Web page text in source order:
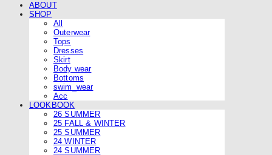
ABOUT
SHOP
All
Outerwear
Tops
Dresses
Skirt
Body wear
Bottoms
swim_wear
Acc
LOOKBOOK
26 SUMMER
25 FALL & WINTER
25 SUMMER
24 WINTER
24 SUMMER